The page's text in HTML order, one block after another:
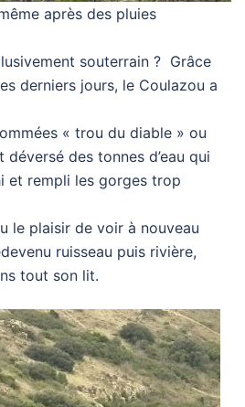
après des pluies
souterrain ? Grâce
derniers jours, le Coulazou a
« trou du diable » ou
déversé des tonnes d’eau qui
et rempli les gorges trop
le plaisir de voir à nouveau
ruisseau puis rivière,
tout son lit.